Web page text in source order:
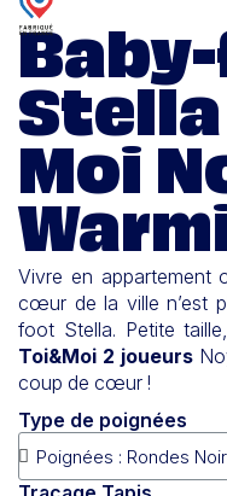
Stella
Moi
Vivre en appartement
cœur de la ville n’est
foot Stella. Petite
Toi&Moi 2 joueurs
coup de cœur !
Type de poignées